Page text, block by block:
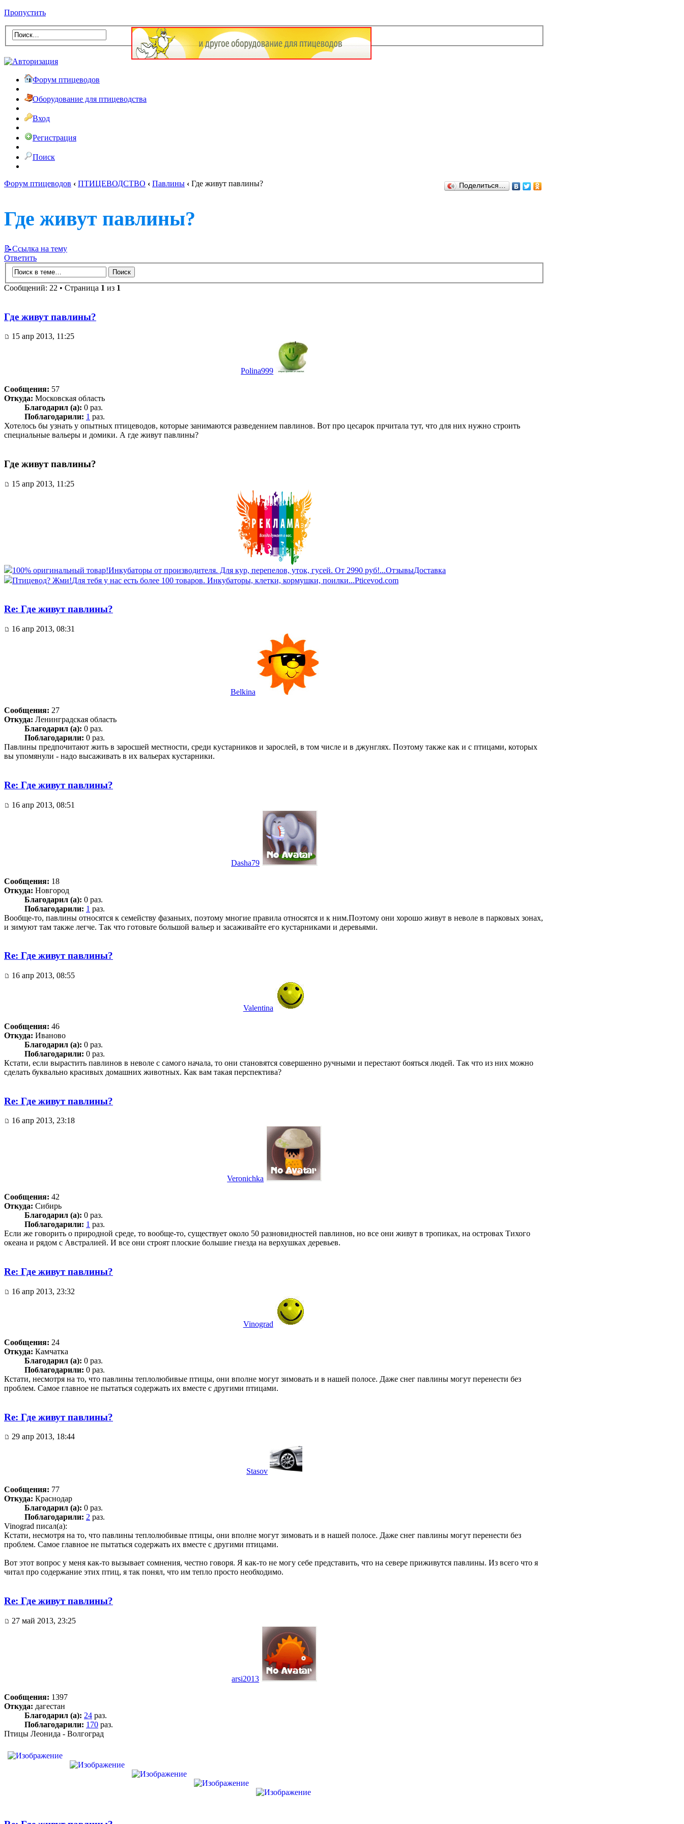
Пропустить
Форум птицеводов
Оборудование для птицеводства
Вход
Регистрация
Поиск
Форум птицеводов ‹ ПТИЦЕВОДСТВО ‹ Павлины ‹ Где живут павлины? Поделиться…
Где живут павлины?
📝Ссылка на тему
Ответить
Сообщений: 22 • Страница 1 из 1
Где живут павлины?
15 апр 2013, 11:25
Polina999
Сообщения: 57
Откуда: Московская область
Благодарил (а): 0 раз.
Поблагодарили: 1 раз.
Хотелось бы узнать у опытных птицеводов, которые занимаются разведением павлинов. Вот про цесарок прчитала тут, что для них нужно строить
специальные вальеры и домики. А где живут павлины?
Где живут павлины?
15 апр 2013, 11:25
100% оригинальный товар!Инкубаторы от производителя. Для кур, перепелов, уток, гусей. От 2990 руб!...ОтзывыДоставка
Птицевод? Жми!Для тебя у нас есть более 100 товаров. Инкубаторы, клетки, кормушки, поилки...Pticevod.com
Re: Где живут павлины?
16 апр 2013, 08:31
Belkina
Сообщения: 27
Откуда: Ленинградская область
Благодарил (а): 0 раз.
Поблагодарили: 0 раз.
Павлины предпочитают жить в заросшей местности, среди кустарников и зарослей, в том числе и в джунглях. Поэтому также как и с птицами, которых
вы упомянули - надо высаживать в их вальерах кустарники.
Re: Где живут павлины?
16 апр 2013, 08:51
Dasha79
Сообщения: 18
Откуда: Новгород
Благодарил (а): 0 раз.
Поблагодарили: 1 раз.
Вообще-то, павлины относятся к семейству фазаньих, поэтому многие правила относятся и к ним.Поэтому они хорошо живут в неволе в парковых зонах,
и зимуют там также легче. Так что готовьте большой вальер и засаживайте его кустарниками и деревьями.
Re: Где живут павлины?
16 апр 2013, 08:55
Valentina
Сообщения: 46
Откуда: Иваново
Благодарил (а): 0 раз.
Поблагодарили: 0 раз.
Кстати, если вырастить павлинов в неволе с самого начала, то они становятся совершенно ручными и перестают бояться людей. Так что из них можно
сделать буквально красивых домашних животных. Как вам такая перспектива?
Re: Где живут павлины?
16 апр 2013, 23:18
Veronichka
Сообщения: 42
Откуда: Сибирь
Благодарил (а): 0 раз.
Поблагодарили: 1 раз.
Если же говорить о природной среде, то вообще-то, существует около 50 разновидностей павлинов, но все они живут в тропиках, на островах Тихого
океана и рядом с Австралией. И все они строят плоские большие гнезда на верхушках деревьев.
Re: Где живут павлины?
16 апр 2013, 23:32
Vinograd
Сообщения: 24
Откуда: Камчатка
Благодарил (а): 0 раз.
Поблагодарили: 0 раз.
Кстати, несмотря на то, что павлины теплолюбивые птицы, они вполне могут зимовать и в нашей полосе. Даже снег павлины могут перенести без
проблем. Самое главное не пытаться содержать их вместе с другими птицами.
Re: Где живут павлины?
29 апр 2013, 18:44
Stasov
Сообщения: 77
Откуда: Краснодар
Благодарил (а): 0 раз.
Поблагодарили: 2 раз.
Vinograd писал(а):
Кстати, несмотря на то, что павлины теплолюбивые птицы, они вполне могут зимовать и в нашей полосе. Даже снег павлины могут перенести без
проблем. Самое главное не пытаться содержать их вместе с другими птицами.
Вот этот вопрос у меня как-то вызывает сомнения, честно говоря. Я как-то не могу себе представить, что на севере приживутся павлины. Из всего что я
читал про содержание этих птиц, я так понял, что им тепло просто необходимо.
Re: Где живут павлины?
27 май 2013, 23:25
arsi2013
Сообщения: 1397
Откуда: дагестан
Благодарил (а): 24 раз.
Поблагодарили: 170 раз.
Птицы Леонида - Волгоград